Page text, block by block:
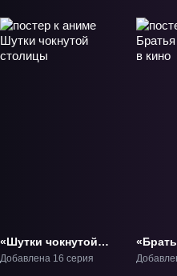
«Шутки чокнутой
столицы» ТВ-1
Добавлена 16 серия
Марио